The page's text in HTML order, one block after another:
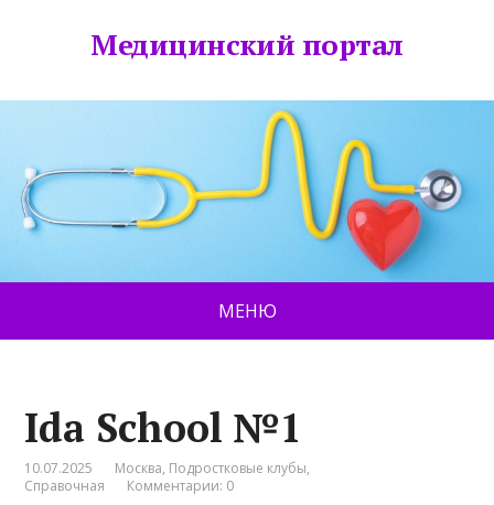
Медицинский портал
МЕНЮ
Ida School №1
10.07.2025 Москва, Подростковые клубы,
Справочная
Комментарии: 0